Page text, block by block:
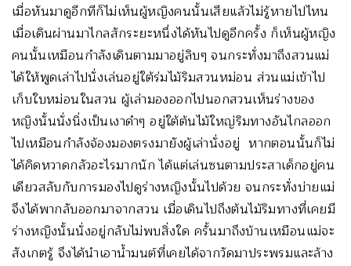
เมื่อหันมาดูอีกทีก็ไม่เห็นผู้หญิงคนนั้นเสียแล้วไม่รู้หายไปไหน
เมื่อเดินผ่านมาไกลสักระยะหนึ่งได้หันไปดูอีกครั้ง ก็เห็นผู้หญิง
คนนั้นเหมือนกำลังเดินตามมาอยู่ลิบๆ จนกระทั่งมาถึงสวนแม่
ได้ให้พูดเล่าไปนั่งเล่นอยู่ใต้ร่มไม้ริมสวนหม่อน ส่วนแม่เข้าไป
เก็บใบหม่อนในสวน ผู้เล่ามองออกไปนอกสวนเห็นร่างของ
หญิงนั้นนั่งนิ่งเป็นเงาดำๆ อยู่ใต้ต้นไม้ใหญ่ริมทางอันไกลออก
ไปเหมือนกำลังจ้องมองตรงมายังผู้เล่านั่งอยู่ หากตอนนั้นก็ไม่
ได้คิดหวาดกลัวอะไรมากนัก ได้แต่เล่นซนตามประสาเด็กอยู่คน
เดียวสลับกับการมองไปดูร่างหญิงนั้นไปด้วย จนกระทั่งบ่ายแม่
จึงได้พากลับออกมาจากสวน เมื่อเดินไปถึงต้นไม้ริมทางที่เคยมี
ร่างหญิงนั้นนั่งอยู่กลับไม่พบสิ่งใด ครั้นมาถึงบ้านเหมือนแม่จะ
สังเกตรู้ จึงได้นำเอาน้ำมนต์ที่เคยได้จากวัดมาประพรมและล้าง